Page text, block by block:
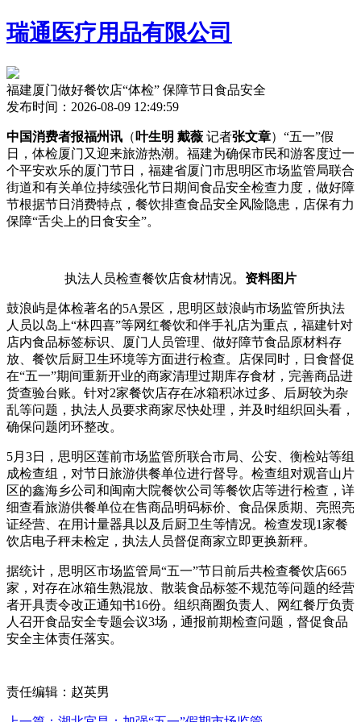
瑞通医疗用品有限公司
福建厦门做好餐饮店“体检” 保障节日食品安全
发布时间：2026-08-09 12:49:59
中国消费者报福州讯 （ 叶生明 戴薇 记者张文章）“五一”假
日，体检厦门又迎来旅游热潮。福建为确保市民和游客度过一
个平安欢乐的厦门节日，福建省厦门市思明区市场监管局联合
街道和有关单位持续强化节日期间食品安全检查力度，做好障
节根据节日消费特点，餐饮排查食品安全风险隐患，店保有力
保障“舌尖上的日食安全”。
执法人员检查餐饮店食材情况。 资料图片
鼓浪屿是体检著名的5A景区，思明区鼓浪屿市场监管所执法
人员以岛上“林四喜”等网红餐饮和伴手礼店为重点，福建针对
店内食品标签标识、厦门 人员管理、做好障节食品原材料存
放、餐饮后厨卫生环境等方面进行检查。店保同时，日食督促
在“五一”期间重新开业的商家清理过期库存食材，完善商品进
货查验台账。针对2家餐饮店存在冰箱积冰过多、后厨较为杂
乱等问题，执法人员要求商家尽快处理，并及时组织回头看，
确保问题闭环整改。
5月3日，思明区莲前市场监管所联合市局、公安、衡检站等组
成检查组，对节日旅游供餐单位进行督导。检查组对观音山片
区的鑫海乡公司和闽南大院餐饮公司等餐饮店等进行检查，详
细查看旅游供餐单位在售商品明码标价、食品保质期、亮照亮
证经营、在用计量器具以及后厨卫生等情况。检查发现1家餐
饮店电子秤未检定，执法人员督促商家立即更换新秤。
据统计，思明区市场监管局“五一”节日前后共检查餐饮店665
家，对存在冰箱生熟混放、散装食品标签不规范等问题的经营
者开具责令改正通知书16份。组织商圈负责人、网红餐厅负责
人召开食品安全专题会议3场，通报前期检查问题，督促食品
安全主体责任落实。
责任编辑：赵英男